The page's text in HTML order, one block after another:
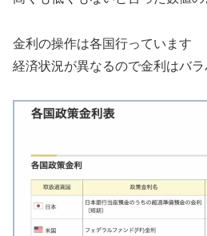
金利の操作は各国行っています
経済状況が異なるので金利はバ